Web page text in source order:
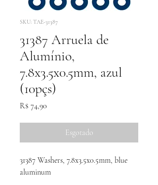
SKU: TAE-31387
31387 Arruela de
Alumínio,
7.8x3.5x0.5mm, azul
(10pçs)
R$ 74,90
Esgotado
31387 Washers, 7.8x3.5x0.5mm, blue
aluminum